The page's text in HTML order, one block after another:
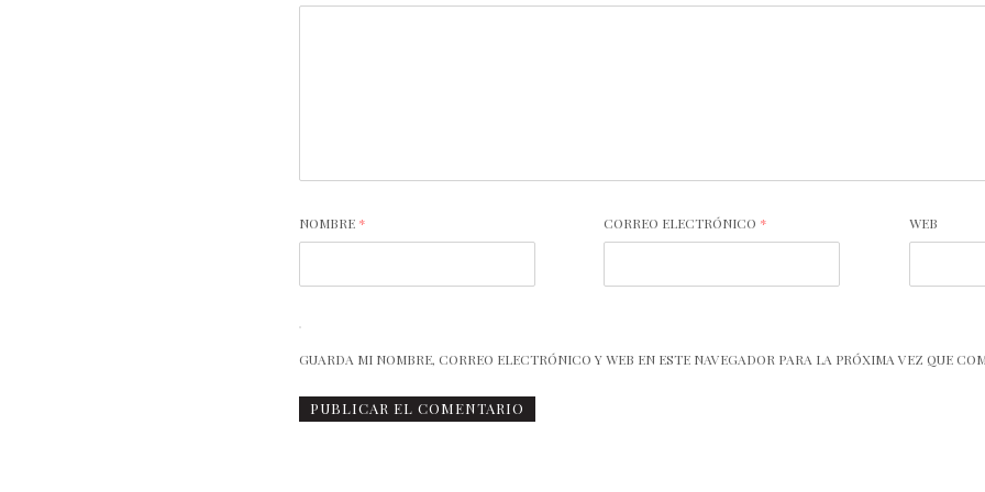
NOMBRE * CORREO ELECTRÓNICO * WEB
GUARDA MI NOMBRE, CORREO ELECTRÓNICO Y WEB EN ESTE NAVEGADOR PARA LA PRÓXIMA VEZ QUE